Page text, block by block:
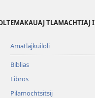
TLAMACHTIAJ
Amatlajkuiloli
Biblias
Libros
Pilamochtsitsij